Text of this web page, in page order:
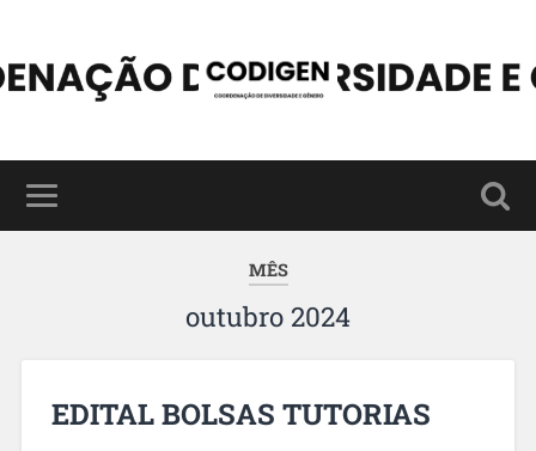
MÊS
outubro 2024
EDITAL BOLSAS TUTORIAS